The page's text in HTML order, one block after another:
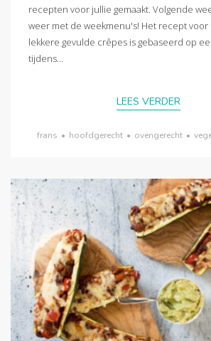
recepten voor jullie gemaakt. Volgende
weer met de weekmenu's! Het recept
lekkere gevulde crêpes is gebaseerd op
tijdens...
LEES VERDER
frans • hoofdgerecht • ovengerecht •